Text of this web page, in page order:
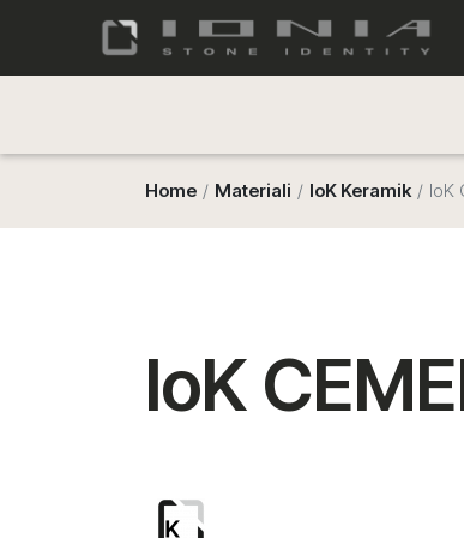
Home Materiali IoK Keramik IoK
IoK